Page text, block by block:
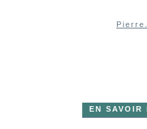
EN SAVOIR